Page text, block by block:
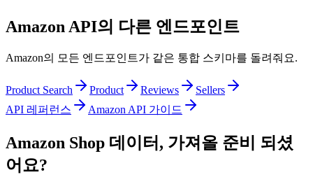
Amazon API의 다른 엔드포인트
Amazon의 모든 엔드포인트가 같은 통합 스키마를 돌려줘요.
Product Search Product Reviews
Sellers
API 레퍼런스
Amazon API 가이드
Amazon Shop 데이터, 가져올 준비 되셨
어요?